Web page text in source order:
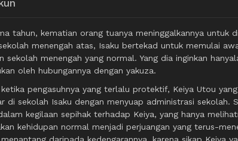
tahun, kematian orang tuanya meninggalkannya untuk
menengah atas, Isaku bertekad untuk memulai
sekolah menengah yang normal. Yang dia inginkan
oleh hubungannya dengan yakuza.
pengasuhnya yang terlalu protektif, Keiya Utou
di sekolah Isaku dengan menyuap administrasi sekolah.
kegilaan sepihak terhadap Keiya, yang hanya
kehidupan normal menjadi perjuangan yang terus-